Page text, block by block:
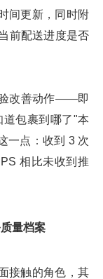
间更新，同时附
前配送进度是否
验改善动作——即
包裹到哪了"本
一点：收到 3 次
相比未收到推
量档案
接触的角色，其